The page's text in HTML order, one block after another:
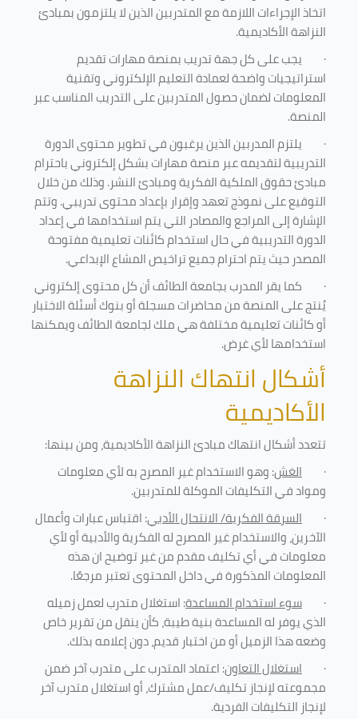
اتخاذ الإجراءات اللازمة مع المتدربين الذين لا يلتزمون بمبادئ
النزاهة الأكاديمية.
· يجب على كل جهة تدريب بمنصة مهارات تقديم
استراتيجيات واضحة لعمادة التعليم الإلكتروني وتقنية
المعلومات لضمان حصول المتدربين على التدريب المناسب عبر
المنصة.
· يلتزم المدربين الذين يرغبون في تطوير محتوى الدورة
التدريبية لتقديمه عبر منصة مهارات بشكل إلكتروني باحترام
مبادئ حقوق الملكية الفكرية ومبادئ النشر. وذلك من خلال
التوقيع على نموذج تعهد وإقرار بإعداد محتوى تدريبي. وتتم
الإشارة إلى المراجع والمصادر التي يتم استخدامها في إعداد
الدورة التدريبية في حال استخدام كائنات تعليمية مفتوحة
المصدر حيث يتم احترام جميع تراخيص المشاع الإبداعي.
· كما يقر المدرب بجامعة الطائف أن كل محتوى إلكتروني
يُنتج على المنصة من محاضرات مسجلة أو بنوك أسئلة الاختبار
أو كائنات تعليمية مختلفة هي ملك لجامعة الطائف ويمكنها
استخدامها لأي غرض.
أشكال انتهاك النزاهة
الأكاديمية
تتعدد أشكال انتهاك مبادئ النزاهة الأكاديمية، ومن بينها:
· الغش: وهو الاستخدام غير المصرح به لأي معلومات
ومواد في التكليفاتالموكلة للمتدربين.
· السرقة الفكرية/ الانتحال الأدبي: اقتباس عبارات وأعمال
الآخرين، والاستخدام غير المصرح له الفكرية والأدبية أو لأي
معلومات في أي تكليف مقدم من غير توضيح ان هذه
المعلومات المذكورة في داخل المحتوى تعتبر مرجعًا.
· سوء استخدام المساعدة: استغلال متدرب لعمل زميله
الذي يوفر له المساعدة بنية طيبة، كأن ينقل من تقرير خاص
وضعه هذا الزميل أو من اختبار قديم، دون إعلامه بذلك.
· استغلال التعاون: اعتماد المتدرب على متدرب آخر ضمن
مجموعته لإنجاز تكليف/عمل مشترك، أو استغلال متدرب آخر
لإنجاز التكليفات الفردية.